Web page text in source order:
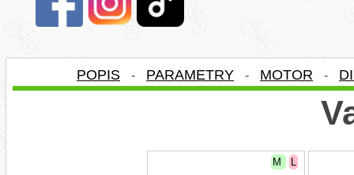
POPIS - PARAMETRY - MOTOR -
M L